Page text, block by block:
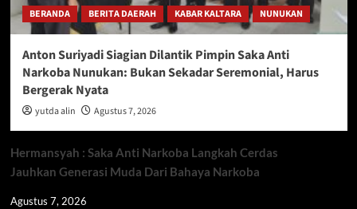
BERANDA BERITA DAERAH KABAR KALTARA NUNUKAN
Anton Suriyadi Siagian Dilantik Pimpin Saka Anti
Narkoba Nunukan: Bukan Sekadar Seremonial, Harus
Bergerak Nyata
yutda alin Agustus 7, 2026
Hermansyah : Saka Anti Narkoba Langkah Cerdas
Jauhkan Generasi Muda Dari Bahaya Narkoba
Agustus 7, 2026